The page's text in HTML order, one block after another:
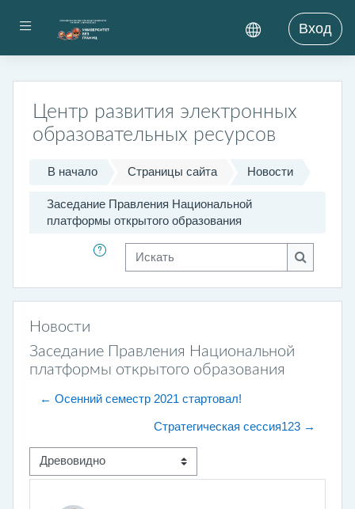
Боковая панель Вход
Центр развития электронных
образовательных ресурсов
В начало Страницы сайта Новости
Заседание Правления Национальной
платформы открытого образования
Искать
Искать
Новости
Заседание Правления Национальной
платформы открытого образования
← Осенний семестр 2021 стартовал!
Стратегическая сессия123 →
Режим отображения